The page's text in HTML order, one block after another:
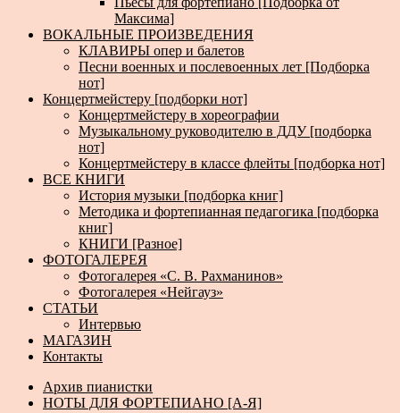
Максима]
ВОКАЛЬНЫЕ ПРОИЗВЕДЕНИЯ
КЛАВИРЫ опер и балетов
Песни военных и послевоенных лет [Подборка
нот]
Концертмейстеру [подборки нот]
Концертмейстеру в хореографии
Музыкальному руководителю в ДДУ [подборка
нот]
Концертмейстеру в классе флейты [подборка нот]
ВСЕ КНИГИ
История музыки [подборка книг]
Методика и фортепианная педагогика [подборка
книг]
КНИГИ [Разное]
ФОТОГАЛЕРЕЯ
Фотогалерея «С. В. Рахманинов»
Фотогалерея «Нейгауз»
СТАТЬИ
Интервью
МАГАЗИН
Контакты
Архив пианистки
НОТЫ ДЛЯ ФОРТЕПИАНО [А-Я]